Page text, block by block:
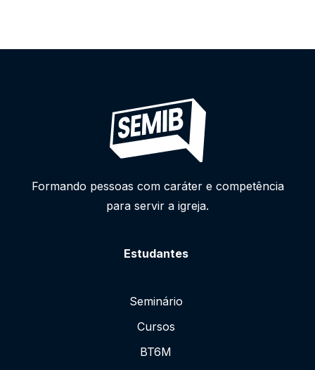
Formando pessoas com caráter e competência
para servir a igreja.
Estudantes
Seminário
Cursos
BT6M